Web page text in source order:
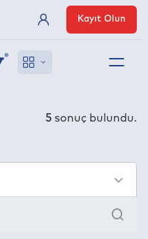
Üye Girişi
Kayıt Olun
5 sonuç bulundu.
Ara